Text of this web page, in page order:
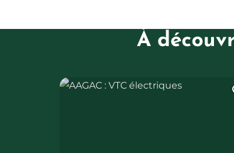
À
AAGAC : VTC électriques